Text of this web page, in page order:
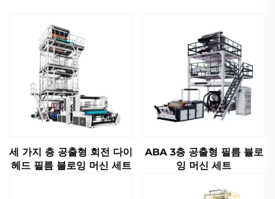
세 가지 층 공출형 회전 다이
헤드 필름 블로잉 머신 세트
ABA 3층 공출형 필름 블로
잉 머신 세트